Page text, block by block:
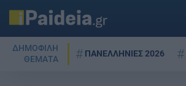
ΔΗΜΟΦΙΛΗ
ΘΕΜΑΤΑ
ΠΑΝΕΛΛΗΝΙΕΣ 2026